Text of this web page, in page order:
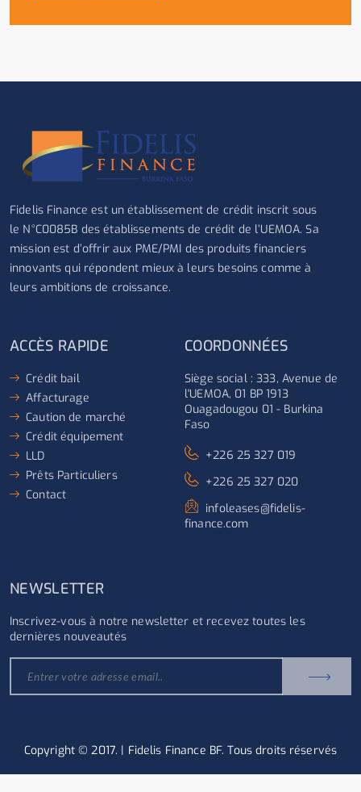
Fidelis Finance est un établissement de crédit inscrit sous
le N°C0085B des établissements de crédit de l’UEMOA. Sa
mission est d’offrir aux PME/PMI des produits financiers
innovants qui répondent mieux à leurs besoins comme à
leurs ambitions de croissance.
ACCÈS RAPIDE
Crédit bail
Affacturage
Caution de marché
Crédit équipement
LLD
Prêts Particuliers
Contact
COORDONNÉES
Siège social : 333, Avenue de
l'UEMOA, 01 BP 1913
Ouagadougou 01 - Burkina
Faso
+226 25 327 019
+226 25 327 020
infoleases@fidelis-
finance.com
NEWSLETTER
Inscrivez-vous à notre newsletter et recevez toutes les
dernières nouveautés
Copyright © 2017. | Fidelis Finance BF. Tous droits réservés